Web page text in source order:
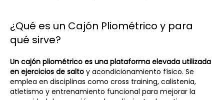
¿Qué es un Cajón Pliométrico y para
qué sirve?
Un cajón pliométrico es una plataforma elevada utilizada
en ejercicios de salto y acondicionamiento físico. Se
emplea en disciplinas como cross training, calistenia,
atletismo y entrenamiento funcional para mejorar la